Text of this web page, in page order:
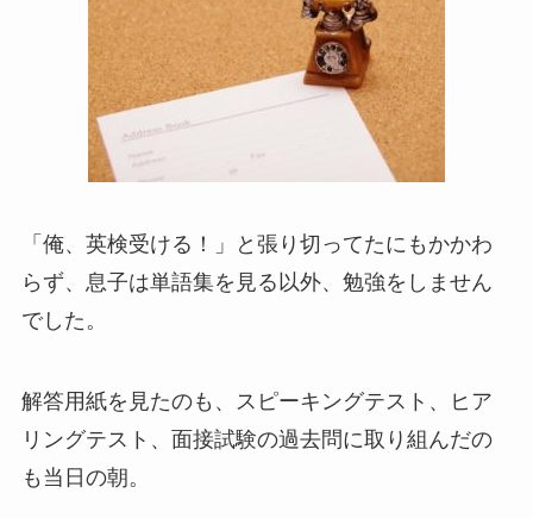
「俺、英検受ける！」と張り切ってたにもかかわ
らず、息子は単語集を見る以外、勉強をしません
でした。
解答用紙を見たのも、スピーキングテスト、ヒア
リングテスト、面接試験の過去問に取り組んだの
も当日の朝。